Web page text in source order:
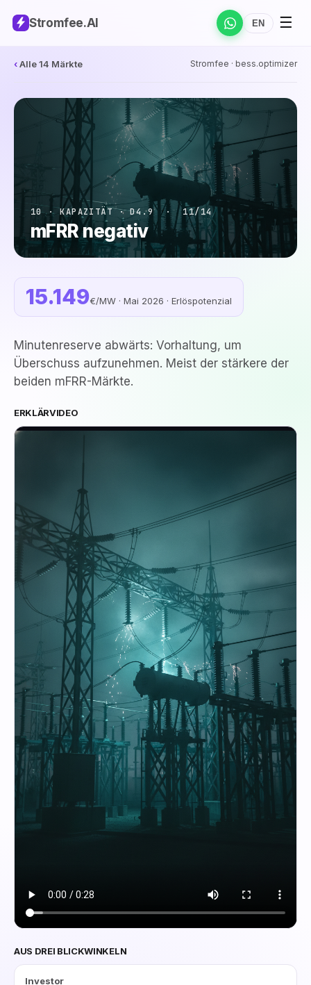
Stromfee.AI EN ☰
‹Alle 14 Märkte Stromfee · bess.optimizer
10 · KAPAZITÄT · D4.9 · 11/14
mFRR negativ
15.149€/MW · Mai 2026 · Erlöspotenzial
Minutenreserve abwärts: Vorhaltung, um
Überschuss aufzunehmen. Meist der stärkere der
beiden mFRR-Märkte.
ERKLÄRVIDEO
AUS DREI BLICKWINKELN
Investor